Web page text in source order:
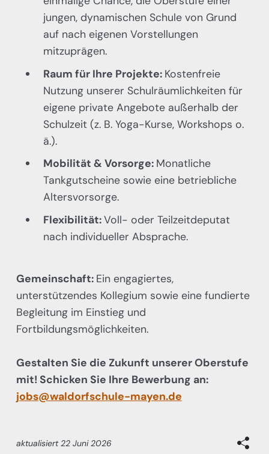
jungen, dynamischen Schule von Grund
auf nach eigenen Vorstellungen
mitzuprägen.
Raum für Ihre Projekte: Kostenfreie
Nutzung unserer Schulräumlichkeiten für
eigene private Angebote außerhalb der
Schulzeit (z. B. Yoga-Kurse, Workshops o.
ä.).
Mobilität & Vorsorge: Monatliche
Tankgutscheine sowie eine betriebliche
Altersvorsorge.
Flexibilität:Voll- oder Teilzeitdeputat
nach individueller Absprache.
Gemeinschaft: Ein engagiertes,
unterstützendes Kollegium sowie eine fundierte
Begleitung im Einstieg und
Fortbildungsmöglichkeiten.
Gestalten Sie die Zukunft unserer Oberstufe
mit! Schicken Sie Ihre Bewerbung an:
jobs@waldorfschule-mayen.de
aktualisiert22 Juni 2026